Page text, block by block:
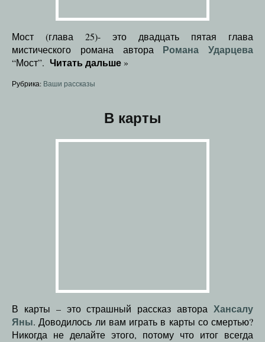
Мост (глава 25)- это двадцать пятая глава
мистического романа автора Романа Ударцева
“Мост”. Читать дальше »
Рубрика: Ваши рассказы
В карты
В карты – это страшный рассказ автора Хансалу
Яны. Доводилось ли вам играть в карты со смертью?
Никогда не делайте этого, потому что итог всегда